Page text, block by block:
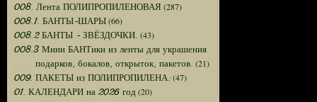
008. Лента ПОЛИПРОПИЛЕНОВАЯ (287)
008.1. БАНТЫ-ШАРЫ(66)
008.2 БАНТЫ - ЗВЁЗДОЧКИ. (43)
008.3 Мини БАНТики из ленты для украшения
подарков, бокалов, открыток, пакетов. (21)
009. ПАКЕТЫ из ПОЛИПРОПИЛЕНА:(47)
01. КАЛЕНДАРИ на 2026 год (20)